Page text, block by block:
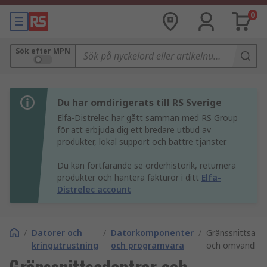
0
Sök efter MPN
Du har omdirigerats till RS Sverige
Elfa-Distrelec har gått samman med RS Group
för att erbjuda dig ett bredare utbud av
produkter, lokal support och bättre tjänster.
Du kan fortfarande se orderhistorik, returnera
produkter och hantera fakturor i ditt Elfa-
Distrelec account
/ Datorer och
kringutrustning
/ Datorkomponenter
och programvara
/
och